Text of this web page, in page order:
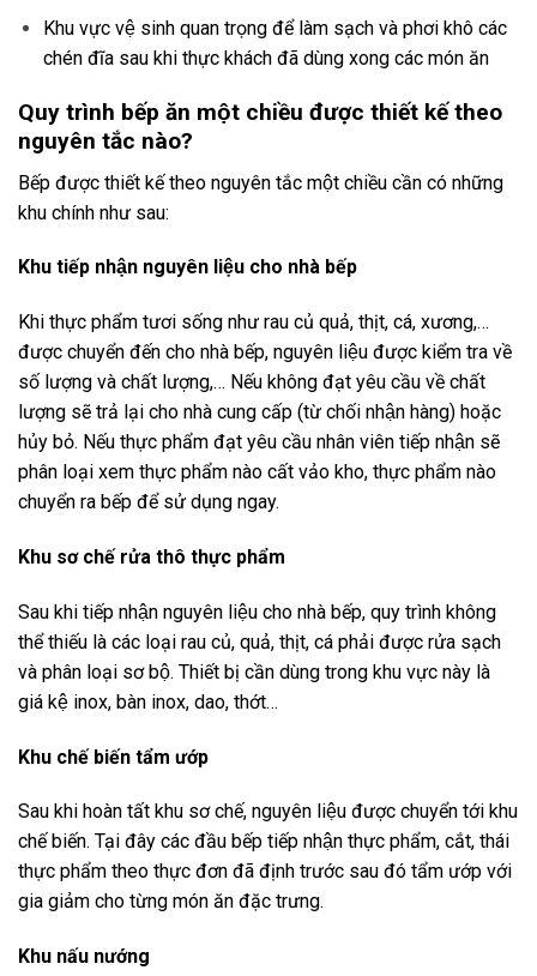
Khu vực vệ sinh quan trọng để làm sạch và phơi khô các
chén đĩa sau khi thực khách đã dùng xong các món ăn
Quy trình bếp ăn một chiều được thiết kế theo
nguyên tắc nào?
Bếp được thiết kế theo nguyên tắc một chiều cần có những
khu chính như sau:
Khu tiếp nhận nguyên liệu cho nhà bếp
Khi thực phẩm tươi sống như rau củ quả, thịt, cá, xương,…
được chuyển đến cho nhà bếp, nguyên liệu được kiểm tra về
số lượng và chất lượng,… Nếu không đạt yêu cầu về chất
lượng sẽ trả lại cho nhà cung cấp (từ chối nhận hàng) hoặc
hủy bỏ. Nếu thực phẩm đạt yêu cầu nhân viên tiếp nhận sẽ
phân loại xem thực phẩm nào cất vảo kho, thực phẩm nào
chuyển ra bếp để sử dụng ngay.
Khu sơ chế rửa thô thực phẩm
Sau khi tiếp nhận nguyên liệu cho nhà bếp, quy trình không
thể thiếu là các loại rau củ, quả, thịt, cá phải được rửa sạch
và phân loại sơ bộ. Thiết bị cần dùng trong khu vực này là
giá kệ inox, bàn inox, dao, thớt…
Khu chế biến tẩm ướp
Sau khi hoàn tất khu sơ chế, nguyên liệu được chuyển tới khu
chế biến. Tại đây các đầu bếp tiếp nhận thực phẩm, cắt, thái
thực phẩm theo thực đơn đã định trước sau đó tẩm ướp với
gia giảm cho từng món ăn đặc trưng.
Khu nấu nướng